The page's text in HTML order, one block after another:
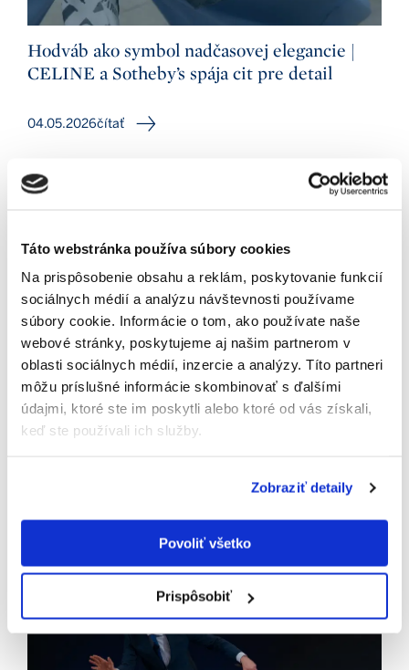
Táto webstránka používa súbory cookies
Na prispôsobenie obsahu a reklám, poskytovanie funkcií
sociálnych médií a analýzu návštevnosti používame
súbory cookie. Informácie o tom, ako používate naše
webové stránky, poskytujeme aj našim partnerom v
oblasti sociálnych médií, inzercie a analýzy. Títo partneri
môžu príslušné informácie skombinovať s ďalšími
údajmi, ktoré ste im poskytli alebo ktoré od vás získali,
keď ste používali ich služby.
Zobraziť detaily
Povoliť všetko
Prispôsobiť
Hodváb ako symbol nadčasovej elegancie |
CELINE a Sotheby’s spája cit pre detail
04.05.2026čítať
Undercurrent | Výstava Veroniky Manukjan